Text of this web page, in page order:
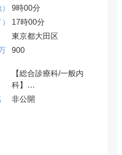
9時00分
17時00分
東京都大田区
900
【総合診療科/一般内
科】
・外来2~4コマ、病棟
非公開